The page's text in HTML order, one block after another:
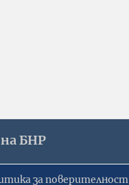
БНР
за поверителност